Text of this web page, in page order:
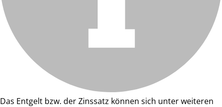
Das Entgelt bzw. der Zinssatz können sich unter weiteren